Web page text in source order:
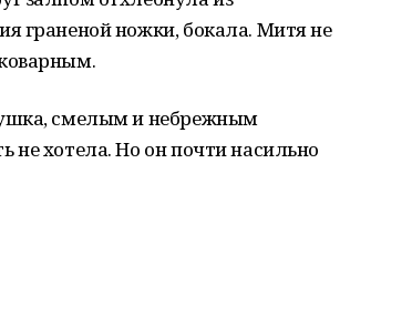
граненой ножки, бокала. Митя не
смелым и небрежным
не хотела. Но он почти насильно